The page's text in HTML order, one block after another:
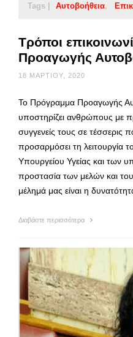
Tags | Αυτοβοήθεια
Τρόποι
Προαγωγής
18 ΜΑΡΤΊΟΥ, 2020
Το Πρόγραμμα Προαγωγής
υποστηρίζει ανθρώπους με
συγγενείς τους σε τέσσερις
προσαρμόσει τη λειτουργία
Υπουργείου Υγείας και των
προστασία των μελών και
μέλημά μας είναι η
Διαβάστε περισσότερα